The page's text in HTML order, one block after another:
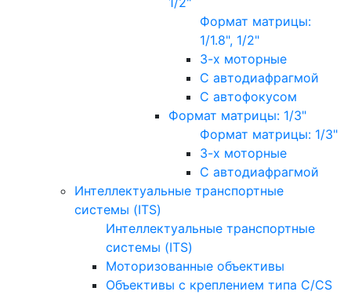
Формат матрицы:
1/1.8", 1/2"
3-х моторные
С автодиафрагмой
С автофокусом
Формат матрицы: 1/3"
Формат матрицы: 1/3"
3-х моторные
С автодиафрагмой
Интеллектуальные транспортные
системы (ITS)
Интеллектуальные транспортные
системы (ITS)
Моторизованные объективы
Объективы с креплением типа C/CS